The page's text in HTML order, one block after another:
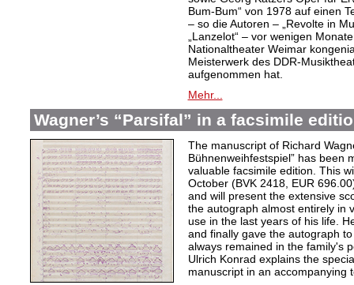
Bum-Bum“ von 1978 auf einen
– so die Autoren – „Revolte in
„Lanzelot“ – vor wenigen
Nationaltheater Weimar
Meisterwerk des DDR-
aufgenommen hat.
Mehr...
Wagner’s “Parsifal” in a facsimile
The manuscript of Richard
Bühnenweihfestspiel” has been
valuable facsimile edition. This
October (BVK 2418, EUR
and will present the extensive
the autograph almost entirely in
use in the last years of his life.
and finally gave the autograph
always remained in the family's
Ulrich Konrad explains the
manuscript in an accompanying